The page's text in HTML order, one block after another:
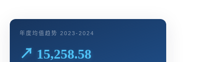
年度均值趋势 2023-2024
↗ 15,258.58